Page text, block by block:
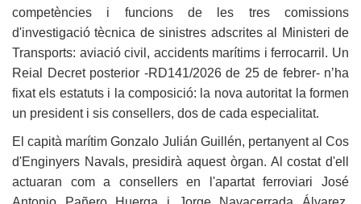
competències i funcions de les tres comissions
d'investigació tècnica de sinistres adscrites al Ministeri de
Transports: aviació civil, accidents marítims i ferrocarril. Un
Reial Decret posterior -RD141/2026 de 25 de febrer- n’ha
fixat els estatuts i la composició: la nova autoritat la formen
un president i sis consellers, dos de cada especialitat.
El capità marítim Gonzalo Julián Guillén, pertanyent al Cos
d'Enginyers Navals, presidirà aquest òrgan. Al costat d'ell
actuaran com a consellers en l'apartat ferroviari José